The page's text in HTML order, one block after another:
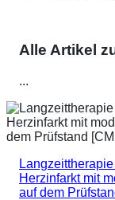
Alle Artikel
...
Herzinfarkt mit
auf dem